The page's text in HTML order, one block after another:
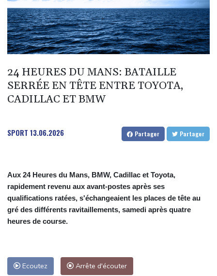
Euro d'athlétisme: Duplantis, Werro, Jacobs, les stars à suivre à
Birmingham
Violences sexuelles sur mineurs: un courrier de Darmanin pointe
les défaillances des enquêtes
comme ministre de la Justice
Zelensky en Serbie pour sa première visite chez cet allié de
Moscou
En Hongrie, l'attente et le doute dans l'audiovisuel public après
24 HEURES DU MANS: BATAILLE
SERRÉE EN TÊTE ENTRE TOYOTA,
CADILLAC ET BMW
SPORT 13.06.2026 Partager Partager
Aux 24 Heures du Mans, BMW, Cadillac et Toyota,
rapidement revenu aux avant-postes après ses
qualifications ratées, s'échangeaient les places de tête au
gré des différents ravitaillements, samedi après quatre
heures de course.
Ecoutez Arrête d'écouter